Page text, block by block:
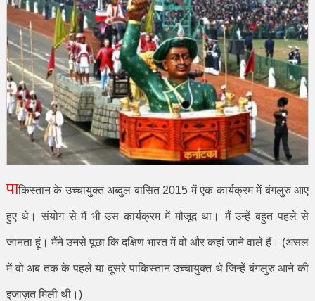
पाकिस्तान के उच्चायुक्त अब्दुल बासित 2015 में एक कार्यक्रम में बंगलुरु आए
हुए थे। संयोग से मैं भी उस कार्यक्रम में मौजूद था। मैं उन्हें बहुत पहले से
जानता हूं। मैंने उनसे पूछा कि दक्षिण भारत में वो और कहां जाने वाले हैं। (असल
में वो अब तक के पहले या दूसरे पाकिस्तान उच्चायुक्त थे जिन्हें बंगलुरु आने की
इजाज़त मिली थी।)